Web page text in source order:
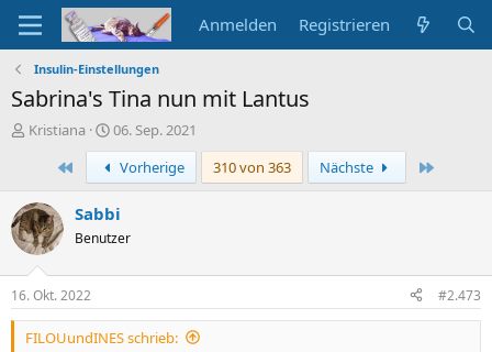
Anmelden Registrieren
Insulin-Einstellungen
Sabrina's Tina nun mit Lantus
E
e
l
l
e
Kristiana
E
r
t
e
l
m
06. Sep. 2021
Erste
Vorherige 310 von 363 Nächste
Sabbi
Benutzer
16. Okt. 2022 #2.473
FILOUundINES schrieb: